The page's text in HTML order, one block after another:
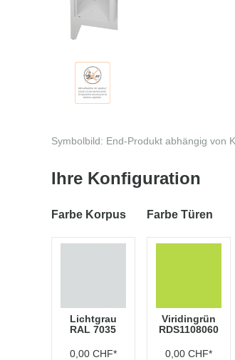
Symbolbild: End-Produkt abhängig von
Ihre Konfiguration
Farbe Korpus
Lichtgrau
RAL 7035
0,00 CHF*
Farbe Türen
Viridingrün
RDS1108060
0,00 CHF*